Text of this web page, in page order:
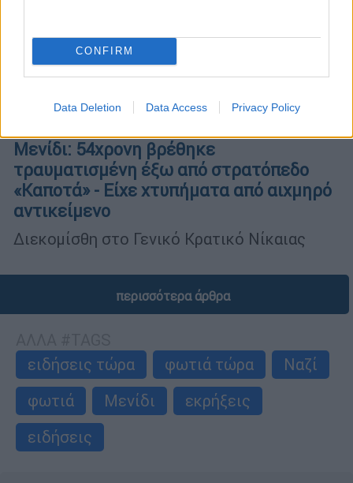
CONFIRM
Data Deletion Data Access Privacy Policy
Μενίδι: 54χρονη βρέθηκε
τραυματισμένη έξω από στρατόπεδο
«Καποτά» - Είχε χτυπήματα από αιχμηρό
αντικείμενο
Διεκομίσθη στο Γενικό Κρατικό Νίκαιας
περισσότερα άρθρα
ειδήσεις τώρα
φωτιά τώρα
Ναζί
φωτιά
Μενίδι
εκρήξεις
ειδήσεις